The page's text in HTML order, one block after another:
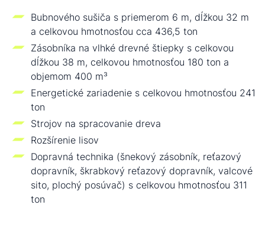
Bubnového sušiča s priemerom 6 m, dĺžkou 32 m
a celkovou hmotnosťou cca 436,5 ton
Zásobníka na vlhké drevné štiepky s celkovou
dĺžkou 38 m, celkovou hmotnosťou 180 ton a
objemom 400 m³
Energetické zariadenie s celkovou hmotnosťou 241
ton
Strojov na spracovanie dreva
Rozšírenie lisov
Dopravná technika (šnekový zásobník, reťazový
dopravník, škrabkový reťazový dopravník, valcové
sito, plochý posúvač) s celkovou hmotnosťou 311
ton